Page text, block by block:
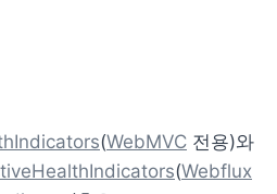
(WebMVC
(Webflux